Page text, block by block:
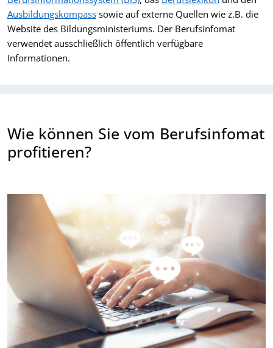
Ausbildungskompass sowie auf externe Quellen wie z.B. die
Website des Bildungsministeriums. Der Berufsinfomat
verwendet ausschließlich öffentlich verfügbare
Informationen.
Wie können Sie vom Berufsinfomat
profitieren?